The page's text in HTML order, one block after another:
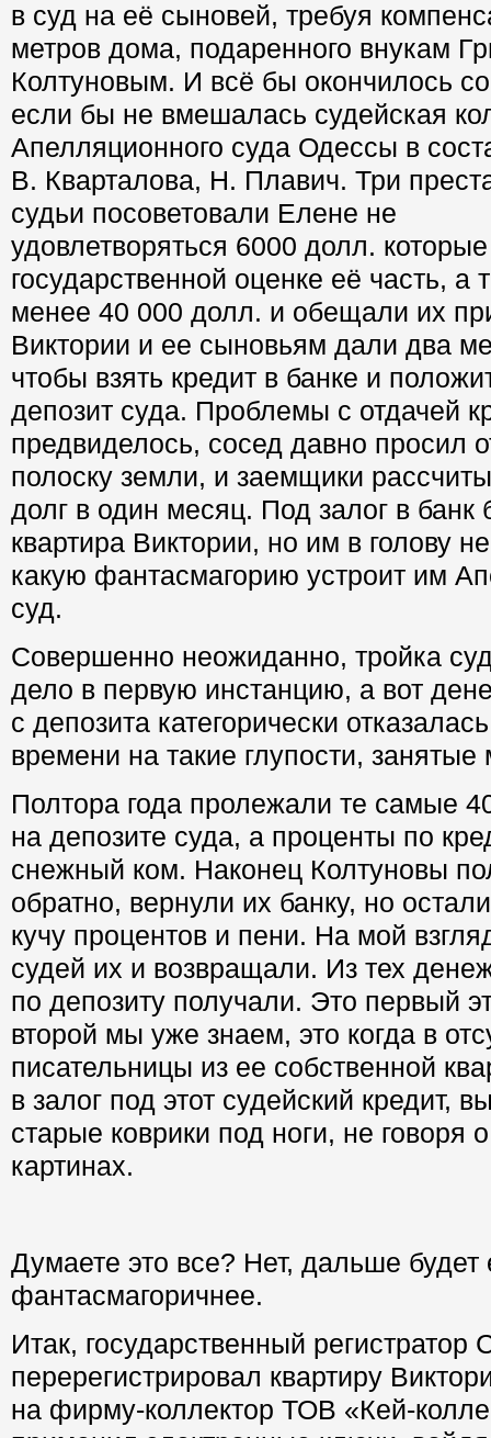
в суд на её сыновей, требуя
метров дома, подаренного внукам
Колтуновым. И всё бы окончилось
если бы не вмешалась судейская
Апелляционного суда Одессы в
В. Кварталова, Н. Плавич. Три
судьи посоветовали Елене не
удовлетворяться 6000 долл.
государственной оценке её часть, а
менее 40 000 долл. и обещали их
Виктории и ее сыновьям дали два
чтобы взять кредит в банке и
депозит суда. Проблемы с отдачей
предвиделось, сосед давно просил
полоску земли, и заемщики
долг в один месяц. Под залог в банк
квартира Виктории, но им в голову
какую фантасмагорию устроит им
суд.
Совершенно неожиданно, тройка
дело в первую инстанцию, а вот
с депозита категорически
времени на такие глупости,
Полтора года пролежали те самые
на депозите суда, а проценты по
снежный ком. Наконец Колтуновы
обратно, вернули их банку, но
кучу процентов и пени. На мой
судей их и возвращали. Из тех
по депозиту получали. Это первый
второй мы уже знаем, это когда в
писательницы из ее собственной
в залог под этот судейский кредит,
старые коврики под ноги, не говоря
картинах.
Думаете это все? Нет, дальше
фантасмагоричнее.
Итак, государственный
перерегистрировал квартиру
на фирму-коллектор ТОВ «Кей-